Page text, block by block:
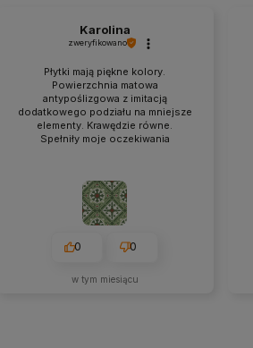
Karolina
zweryfikowano
Płytki mają piękne kolory.
Powierzchnia matowa
antypoślizgowa z imitacją
dodatkowego podziału na mniejsze
elementy. Krawędzie równe.
Spełniły moje oczekiwania
0 0
w tym miesiącu